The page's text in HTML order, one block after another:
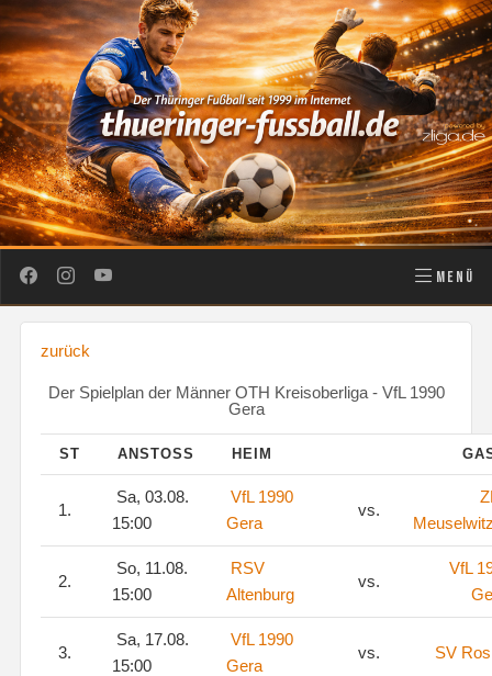
MENÜ
zurück
Der Spielplan der Männer OTH Kreisoberliga - VfL 1990
Gera
ST ANSTOSS HEIM
1.
Sa, 03.08.
15:00
VfL 1990
Gera
vs.
2.
So, 11.08.
15:00
RSV
Altenburg
vs.
VfL
3.
Sa, 17.08.
15:00
VfL 1990
Gera
vs. SV